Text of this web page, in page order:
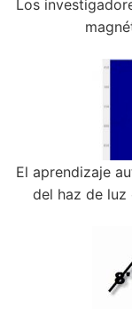
Los
El aprendizaje
del haz de luz